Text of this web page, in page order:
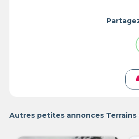
Autres petites annonces Terrains